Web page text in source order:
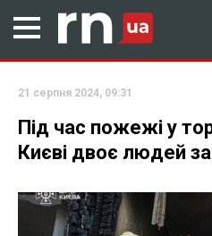
21 серпня 2024, 09:31
Під час пожежі у
Києві двоє людей